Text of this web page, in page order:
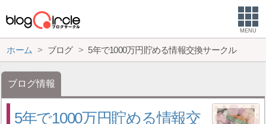
MENU
ホーム ブログ 5年で1000万円貯める情報交換サークル
ブログ情報
5年で1000万円貯める情報交